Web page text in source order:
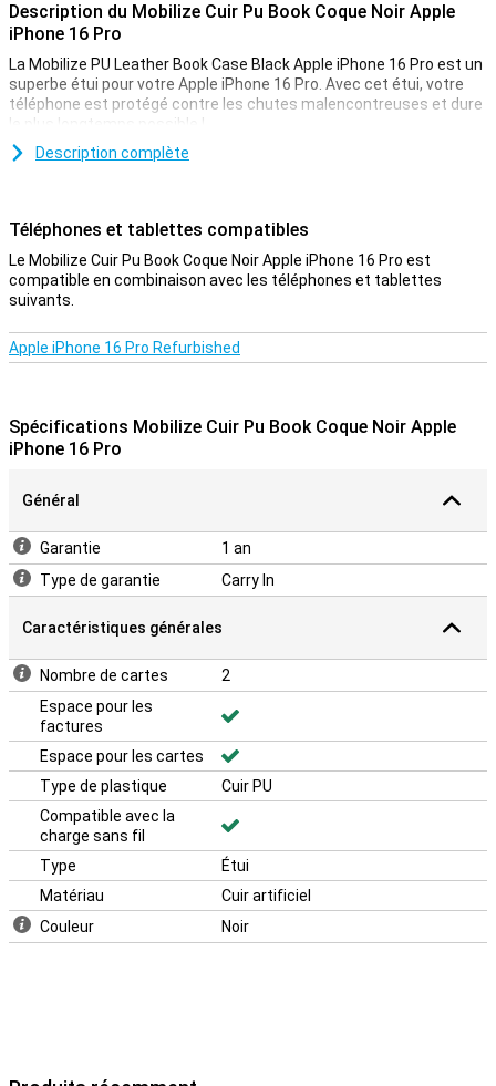
Description du Mobilize Cuir Pu Book Coque Noir Apple
iPhone 16 Pro
La Mobilize PU Leather Book Case Black Apple iPhone 16 Pro est un
superbe étui pour votre Apple iPhone 16 Pro. Avec cet étui, votre
téléphone est protégé contre les chutes malencontreuses et dure
le plus longtemps possible !
Il existe des étuis de toutes les formes et de toutes les couleurs,
Étui respectueux des animaux
Cet étui est parfait pour vous si vous recherchez un étui en cuir qui
soit également respectueux des animaux. L'étui est en effet
d'origine animale.
Description complète
Téléphones et tablettes compatibles
Le Mobilize Cuir Pu Book Coque Noir Apple iPhone 16 Pro est
compatible en combinaison avec les téléphones et tablettes
suivants.
Apple iPhone 16 Pro Refurbished
Spécifications Mobilize Cuir Pu Book Coque Noir Apple
iPhone 16 Pro
Général
Garantie
1 an
Type de garantie
Carry In
Caractéristiques générales
Nombre de cartes
2
Espace pour les
factures
Espace pour les cartes
Type de plastique
Cuir PU
Compatible avec la
charge sans fil
Type
Étui
Matériau
Cuir artificiel
Couleur
Noir